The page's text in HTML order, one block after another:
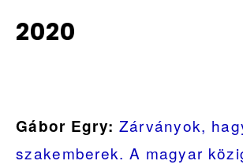
2020
Gábor Egry: Zárványok,
szakemberek. A magyar